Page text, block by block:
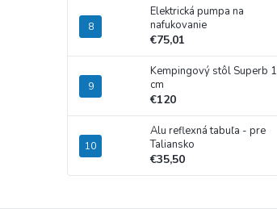
Elektrická pumpa na
nafukovanie
€75,01
Kempingový stôl Superb
cm
€120
Alu reflexná tabuľa - pre
Taliansko
€35,50